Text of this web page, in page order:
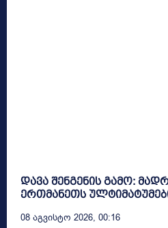
დავა შენგენის გამო:
ერთმანეთს
08 Აგვისტო 2026, 00:16